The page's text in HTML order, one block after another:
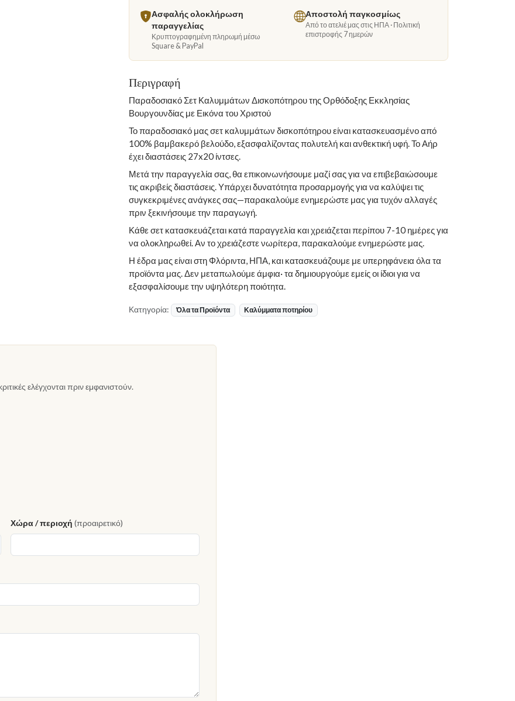
Ασφαλής ολοκλήρωση
παραγγελίας
Κρυπτογραφημένη πληρωμή μέσω
Square & PayPal
Αποστολή παγκοσμίως
Από το ατελιέ μας στις ΗΠΑ · Πολιτική
επιστροφής 7 ημερών
Περιγραφή
Παραδοσιακό Σετ Καλυμμάτων Δισκοπότηρου της Ορθόδοξης Εκκλησίας
Βουργουνδίας με Εικόνα του Χριστού
Το παραδοσιακό μας σετ καλυμμάτων δισκοπότηρου είναι κατασκευασμένο από
100% βαμβακερό βελούδο, εξασφαλίζοντας πολυτελή και ανθεκτική υφή. Το Αήρ
έχει διαστάσεις 27x20 ίντσες.
Μετά την παραγγελία σας, θα επικοινωνήσουμε μαζί σας για να επιβεβαιώσουμε
τις ακριβείς διαστάσεις. Υπάρχει δυνατότητα προσαρμογής για να καλύψει τις
συγκεκριμένες ανάγκες σας—παρακαλούμε ενημερώστε μας για τυχόν αλλαγές
πριν ξεκινήσουμε την παραγωγή.
Κάθε σετ κατασκευάζεται κατά παραγγελία και χρειάζεται περίπου 7-10 ημέρες για
να ολοκληρωθεί. Αν το χρειάζεστε νωρίτερα, παρακαλούμε ενημερώστε μας.
Η έδρα μας είναι στη Φλόριντα, ΗΠΑ, και κατασκευάζουμε με υπερηφάνεια όλα τα
προϊόντα μας. Δεν μεταπωλούμε άμφια· τα δημιουργούμε εμείς οι ίδιοι για να
εξασφαλίσουμε την υψηλότερη ποιότητα.
Κατηγορία: Όλα τα Προϊόντα Καλύμματα ποτηρίου
ελέγχονται πριν εμφανιστούν.
Χώρα / περιοχή (προαιρετικό)